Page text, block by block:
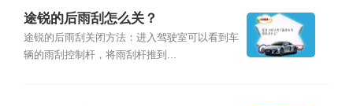
途锐的后雨刮怎么关？
途锐的后雨刮关闭方法：进入驾驶室可以看到车
辆的雨刮控制杆，将雨刮杆推到...